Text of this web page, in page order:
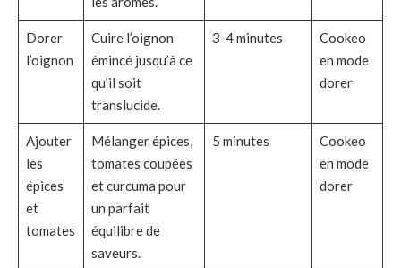
Dorer
l’oignon
Cuire l’oignon
émincé jusqu’à ce
qu’il soit
translucide.
3-4 minutes
Cookeo
en mode
dorer
Ajouter
les
épices
et
tomates
Mélanger épices,
tomates coupées
et curcuma pour
un parfait
équilibre de
saveurs.
5 minutes
Cookeo
en mode
dorer